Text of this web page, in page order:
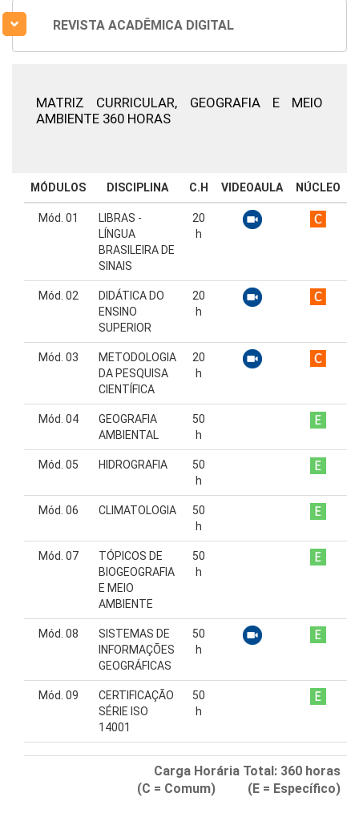
REVISTA ACADÊMICA DIGITAL
MATRIZ CURRICULAR, GEOGRAFIA E MEIO
AMBIENTE 360 HORAS
MÓDULOS DISCIPLINA C.H VIDEOAULA NÚCLEO
Mód. 01
LIBRAS -
LÍNGUA
BRASILEIRA DE
SINAIS
20
h
Mód. 02
DIDÁTICA DO
ENSINO
SUPERIOR
20
h
Mód. 03
METODOLOGIA
DA PESQUISA
CIENTÍFICA
20
h
Mód. 04
GEOGRAFIA
AMBIENTAL
50
h
Mód. 05 HIDROGRAFIA
50
h
Mód. 06 CLIMATOLOGIA
50
h
Mód. 07
TÓPICOS DE
BIOGEOGRAFIA
E MEIO
AMBIENTE
50
h
Mód. 08
SISTEMAS DE
INFORMAÇÕES
GEOGRÁFICAS
50
h
Mód. 09
CERTIFICAÇÃO
SÉRIE ISO
14001
50
h
Carga Horária Total: 360 horas
(C = Comum) (E = Específico)